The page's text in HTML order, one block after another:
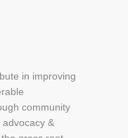
in improving
community
&